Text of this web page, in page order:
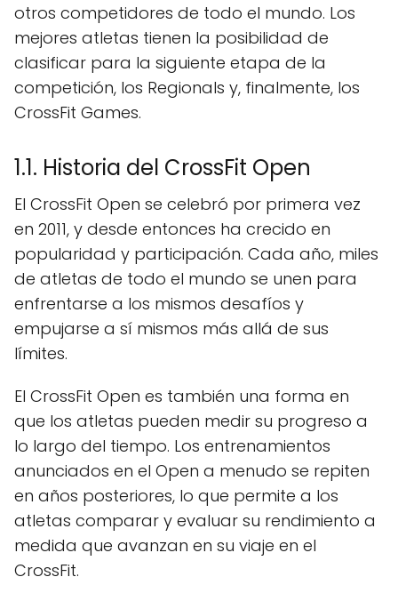
otros competidores de todo el mundo. Los
mejores atletas tienen la posibilidad de
clasificar para la siguiente etapa de la
competición, los Regionals y, finalmente, los
CrossFit Games.
1.1. Historia del CrossFit Open
El CrossFit Open se celebró por primera vez
en 2011, y desde entonces ha crecido en
popularidad y participación. Cada año, miles
de atletas de todo el mundo se unen para
enfrentarse a los mismos desafíos y
empujarse a sí mismos más allá de sus
límites.
El CrossFit Open es también una forma en
que los atletas pueden medir su progreso a
lo largo del tiempo. Los entrenamientos
anunciados en el Open a menudo se repiten
en años posteriores, lo que permite a los
atletas comparar y evaluar su rendimiento a
medida que avanzan en su viaje en el
CrossFit.